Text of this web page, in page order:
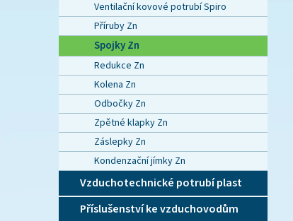
Ventilační kovové potrubí Spiro
Příruby Zn
Spojky Zn
Redukce Zn
Kolena Zn
Odbočky Zn
Zpětné klapky Zn
Záslepky Zn
Kondenzační jímky Zn
Vzduchotechnické potrubí plast
Příslušenství ke vzduchovodům